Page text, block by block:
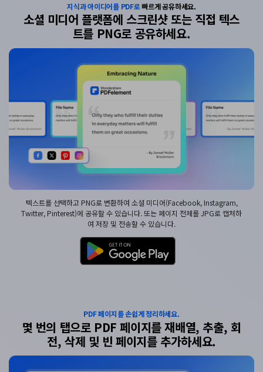
지식과 아이디어를 PDF로빠르게 공유하세요.
소셜 미디어 플랫폼에 스크린샷 또는 직접 텍스
트를 PNG로 공유하세요.
텍스트를 선택하고 PNG로 변환하여 소셜 미디어(Facebook, Instagram,
Twitter, Pinterest)에 공유할 수 있습니다. 또는 페이지 전체를 JPG로 캡처하
여 저장 및 전송할 수 있습니다.
PDF 페이지를 손쉽게 정리하세요.
몇 번의 탭으로 PDF 페이지를 재배열, 추출, 회
전, 삭제 및 빈 페이지를 추가하세요.